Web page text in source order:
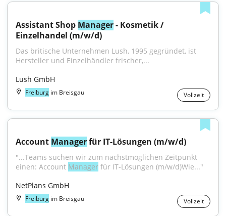
Assistant Shop Manager - Kosmetik /
Einzelhandel (m/w/d)
Das britische Unternehmen Lush, 1995 gegründet, ist
Hersteller und Einzelhändler frischer,...
Lush GmbH
Freiburg im Breisgau Vollzeit
Account Manager für IT-Lösungen (m/w/d)
"...Teams suchen wir zum nächstmöglichen Zeitpunkt
einen: Account Manager für IT-Lösungen (m/w/d)Wie..."
NetPlans GmbH
Freiburg im Breisgau Vollzeit